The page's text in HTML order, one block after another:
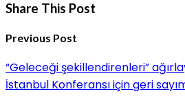
Share This Post
Previous Post
“Geleceği şekillendirenleri”
İstanbul Konferansı için geri